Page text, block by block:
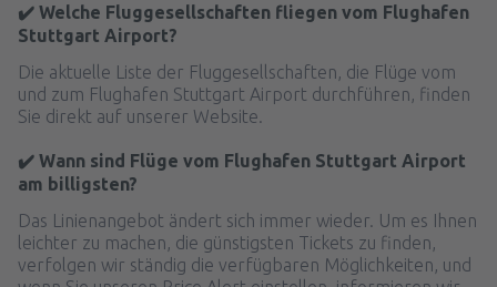
✔️ Welche Fluggesellschaften fliegen vom Flughafen
Stuttgart Airport?
Die aktuelle Liste der Fluggesellschaften, die Flüge vom
und zum Flughafen Stuttgart Airport durchführen, finden
Sie direkt auf unserer Website.
✔️ Wann sind Flüge vom Flughafen Stuttgart Airport
am billigsten?
Das Linienangebot ändert sich immer wieder. Um es Ihnen
leichter zu machen, die günstigsten Tickets zu finden,
verfolgen wir ständig die verfügbaren Möglichkeiten, und